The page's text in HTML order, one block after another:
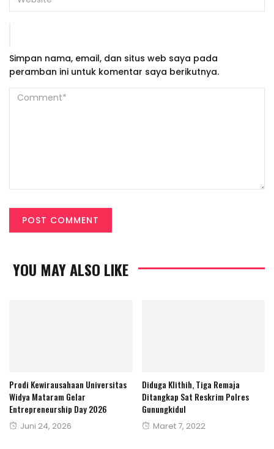
Simpan nama, email, dan situs web saya pada
peramban ini untuk komentar saya berikutnya.
YOU MAY ALSO LIKE
Prodi Kewirausahaan Universitas
Widya Mataram Gelar
Entrepreneurship Day 2026
Posted
Juni 24, 2026
Diduga Klithih, Tiga Remaja
Ditangkap Sat Reskrim Polres
Gunungkidul
Posted
Maret 7, 2022